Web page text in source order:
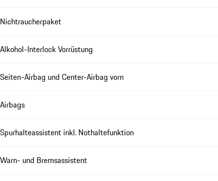
Nichtraucherpaket
Alkohol-Interlock Vorrüstung
Seiten-Airbag und Center-Airbag vorn
Airbags
Spurhalteassistent inkl. Nothaltefunktion
Warn- und Bremsassistent